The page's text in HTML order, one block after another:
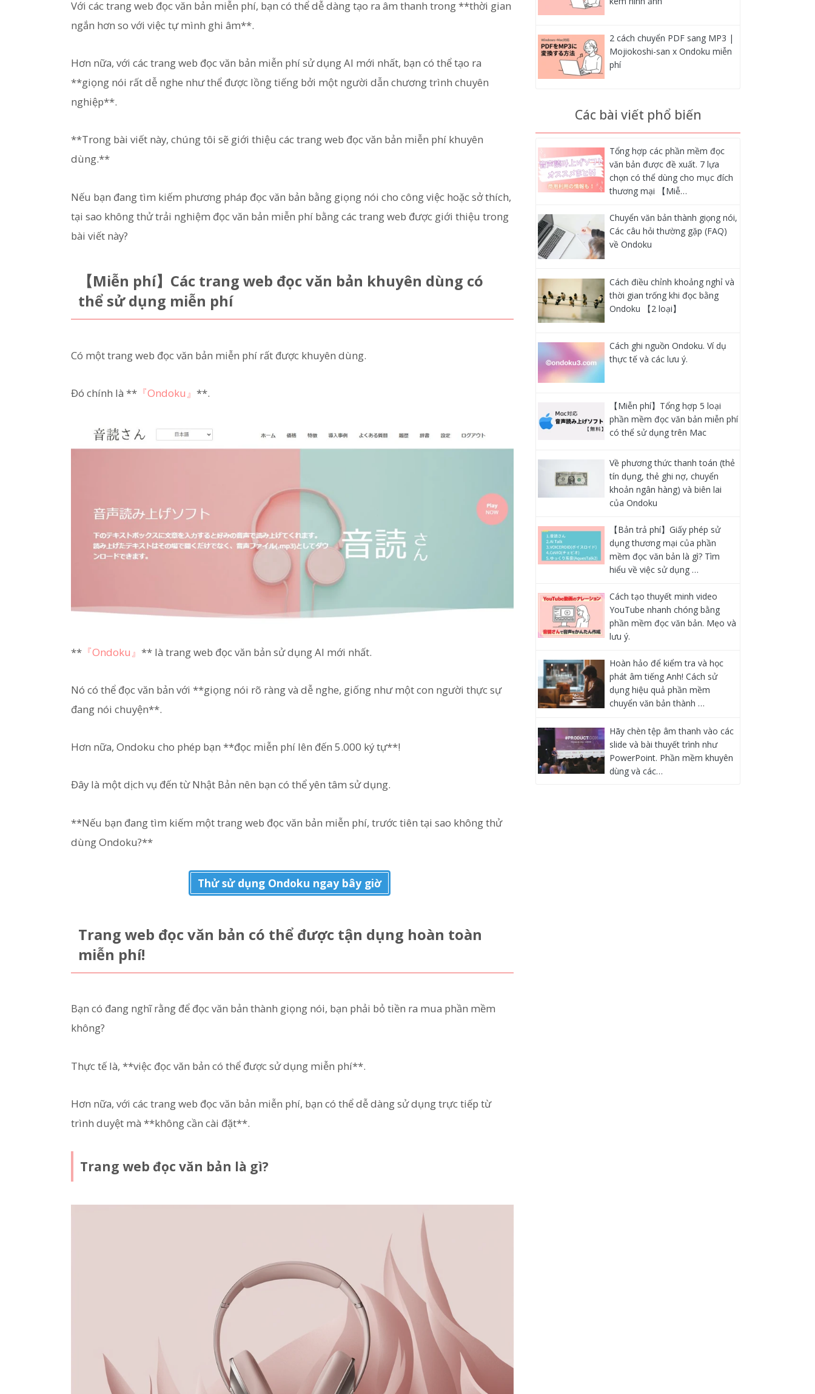
Với các trang web đọc văn bản miễn phí, bạn có thể dễ dàng tạo ra âm thanh trong **thời gian
ngắn hơn so với việc tự mình ghi âm**.
Hơn nữa, với các trang web đọc văn bản miễn phí sử dụng AI mới nhất, bạn có thể tạo ra
**giọng nói rất dễ nghe như thể được lồng tiếng bởi một người dẫn chương trình chuyên
nghiệp**.
**Trong bài viết này, chúng tôi sẽ giới thiệu các trang web đọc văn bản miễn phí khuyên
dùng.**
Nếu bạn đang tìm kiếm phương pháp đọc văn bản bằng giọng nói cho công việc hoặc sở thích,
tại sao không thử trải nghiệm đọc văn bản miễn phí bằng các trang web được giới thiệu trong
bài viết này?
【Miễn phí】Các trang web đọc văn bản khuyên dùng có
thể sử dụng miễn phí
Có một trang web đọc văn bản miễn phí rất được khuyên dùng.
Đó chính là ** 『Ondoku』 **.
** 『Ondoku』 ** là trang web đọc văn bản sử dụng AI mới nhất.
Nó có thể đọc văn bản với **giọng nói rõ ràng và dễ nghe, giống như một con người thực sự
đang nói chuyện**.
Hơn nữa, Ondoku cho phép bạn **đọc miễn phí lên đến 5.000 ký tự**!
Đây là một dịch vụ đến từ Nhật Bản nên bạn có thể yên tâm sử dụng.
**Nếu bạn đang tìm kiếm một trang web đọc văn bản miễn phí, trước tiên tại sao không thử
dùng Ondoku?**
Thử sử dụng Ondoku ngay bây giờ
Trang web đọc văn bản có thể được tận dụng hoàn toàn
miễn phí!
Bạn có đang nghĩ rằng để đọc văn bản thành giọng nói, bạn phải bỏ tiền ra mua phần mềm
không?
Thực tế là, **việc đọc văn bản có thể được sử dụng miễn phí**.
Hơn nữa, với các trang web đọc văn bản miễn phí, bạn có thể dễ dàng sử dụng trực tiếp từ
trình duyệt mà **không cần cài đặt**.
Trang web đọc văn bản là gì?
2 cách chuyển PDF sang MP3 |
Mojiokoshi-san x Ondoku miễn
phí
Các bài viết phổ biến
Tổng hợp các phần mềm đọc
văn bản được đề xuất. 7 lựa
chọn có thể dùng cho mục đích
thương mại 【Miễ…
Chuyển văn bản thành giọng nói,
Các câu hỏi thường gặp (FAQ)
về Ondoku
Cách điều chỉnh khoảng nghỉ và
thời gian trống khi đọc bằng
Ondoku 【2 loại】
Cách ghi nguồn Ondoku. Ví dụ
thực tế và các lưu ý.
【Miễn phí】Tổng hợp 5 loại
phần mềm đọc văn bản miễn phí
có thể sử dụng trên Mac
Về phương thức thanh toán (thẻ
tín dụng, thẻ ghi nợ, chuyển
khoản ngân hàng) và biên lai
của Ondoku
【Bản trả phí】Giấy phép sử
dụng thương mại của phần
mềm đọc văn bản là gì? Tìm
hiểu về việc sử dụng …
Cách tạo thuyết minh video
YouTube nhanh chóng bằng
phần mềm đọc văn bản. Mẹo và
lưu ý.
Hoàn hảo để kiểm tra và học
phát âm tiếng Anh! Cách sử
dụng hiệu quả phần mềm
chuyển văn bản thành …
Hãy chèn tệp âm thanh vào các
slide và bài thuyết trình như
PowerPoint. Phần mềm khuyên
dùng và các…